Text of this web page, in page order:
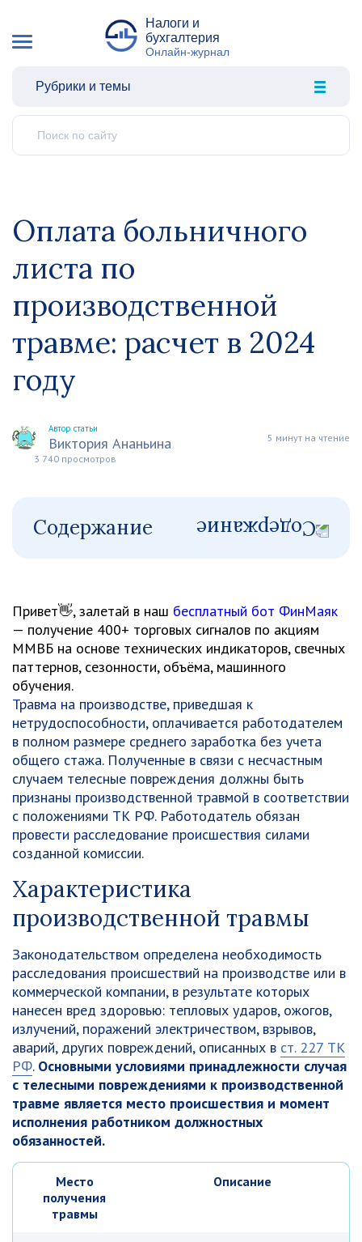
Налоги и
бухгалтерия
Онлайн-журнал
Рубрики и темы
Оплата больничного
листа по
производственной
травме: расчет в 2024
году
Автор статьи
Виктория Ананьина
5 минут на чтение
3 740 просмотров
Содержание
Привет👋, залетай в наш бесплатный бот ФинМаяк
— получение 400+ торговых сигналов по акциям
ММВБ на основе технических индикаторов, свечных
паттернов, сезонности, объёма, машинного
обучения.
Травма на производстве, приведшая к
нетрудоспособности, оплачивается работодателем
в полном размере среднего заработка без учета
общего стажа. Полученные в связи с несчастным
случаем телесные повреждения должны быть
признаны производственной травмой в соответствии
с положениями ТК РФ. Работодатель обязан
провести расследование происшествия силами
созданной комиссии.
Характеристика
производственной травмы
Законодательством определена необходимость
расследования происшествий на производстве или в
коммерческой компании, в результате которых
нанесен вред здоровью: тепловых ударов, ожогов,
излучений, поражений электричеством, взрывов,
аварий, других повреждений, описанных в ст. 227 ТК
РФ. Основными условиями принадлежности случая
с телесными повреждениями к производственной
травме является место происшествия и момент
исполнения работником должностных
обязанностей.
Место
получения
травмы
Описание